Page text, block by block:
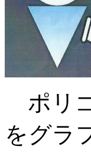
ポリ
をグラ